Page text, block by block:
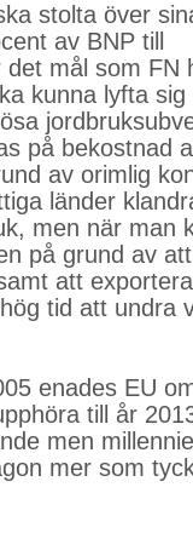
stolta över
av BNP till
mål som FN
kunna lyfta
på bekostnad
av orimlig
länder
men när man
på grund av att
att
tid att undra
enades EU
till år
men
mer som